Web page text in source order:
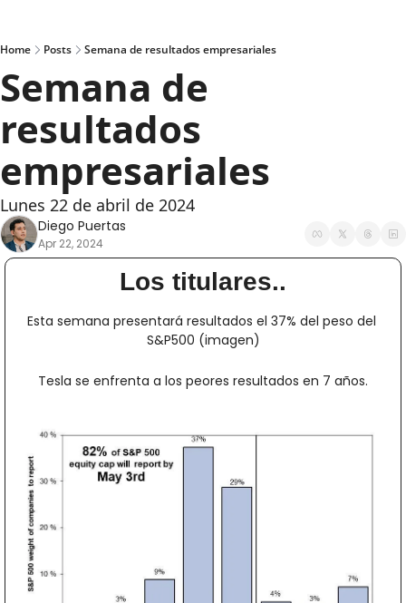
Home Posts Semana de resultados empresariales
Semana de
resultados
empresariales
Lunes 22 de abril de 2024
Diego Puertas
Apr 22, 2024
Los titulares..
Esta semana presentará resultados el 37% del peso del
S&P500 (imagen)
Tesla se enfrenta a los peores resultados en 7 años.